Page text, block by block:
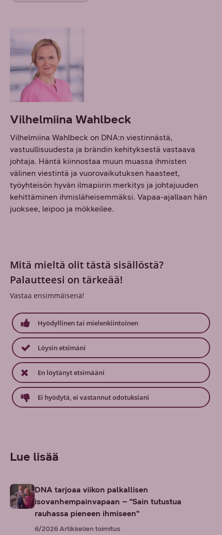
Vilhelmiina Wahlbeck
Vilhelmiina Wahlbeck on DNA:n viestinnästä,
vastuullisuudesta ja brändin kehityksestä vastaava
johtaja. Häntä kiinnostaa muun muassa ihmisten
välinen viestintä ja vuorovaikutuksen haasteet,
työyhteisön hyvän ilmapiirin merkitys ja johtajuuden
kehittäminen ihmisläheisemmäksi. Vapaa-ajallaan hän
juoksee, leipoo ja mökkeilee.
Mitä mieltä olit tästä sisällöstä?
Palautteesi on tärkeää!
Vastaa ensimmäisenä!
Hyödyllinen tai mielenkiintoinen
Löysin etsimäni
En löytänyt etsimääni
Ei hyödytä, ei vastannut odotuksiani
Lue lisää
DNA tarjoaa viikon palkallisen
isovanhempainvapaan – "Sain tutustua
rauhassa pieneen ihmiseen"
6/2026Artikkelien toimitus